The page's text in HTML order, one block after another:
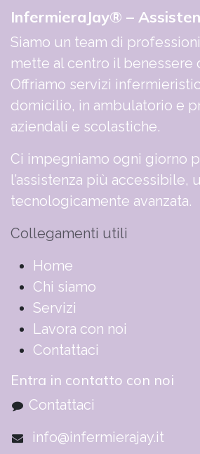
InfermieraJay® –
Siamo un team di
mette al centro il benessere
Offriamo servizi
domicilio, in ambulatorio e
aziendali e scolastiche.
Ci impegniamo ogni giorno
l’assistenza più accessibile,
tecnologicamente avanzata.
Collegamenti utili
​​​​​​​​​​​​​​​​H​o​m​e
Chi siamo
Servizi
Lavora con noi
Contattaci
Entra in contatto con noi
Contattaci
info@infermierajay.it